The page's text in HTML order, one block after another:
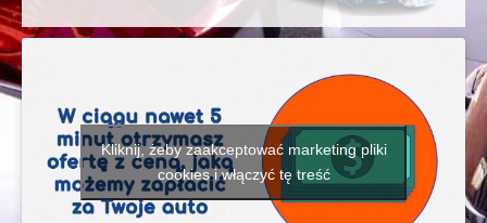
Kliknij, żeby zaakceptować marketing pliki
cookies i włączyć tę treść